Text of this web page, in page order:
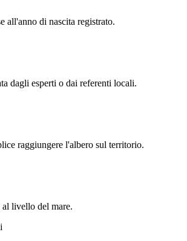
all'anno di nascita registrato.
dagli esperti o dai referenti locali.
raggiungere l'albero sul territorio.
livello del mare.